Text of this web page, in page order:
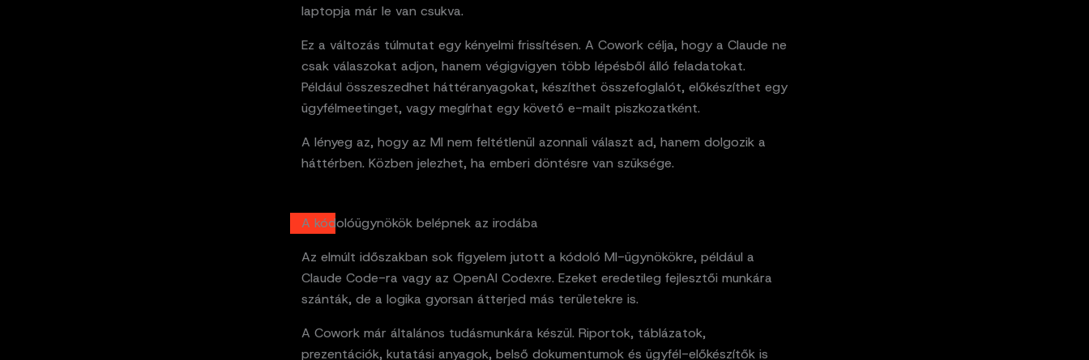
laptopja már le van csukva.
Ez a változás túlmutat egy kényelmi frissítésen. A Cowork célja, hogy a Claude ne
csak válaszokat adjon, hanem végigvigyen több lépésből álló feladatokat.
Például összeszedhet háttéranyagokat, készíthet összefoglalót, előkészíthet egy
ügyfélmeetinget, vagy megírhat egy követő e-mailt piszkozatként.
A lényeg az, hogy az MI nem feltétlenül azonnali választ ad, hanem dolgozik a
háttérben. Közben jelezhet, ha emberi döntésre van szüksége.
A kódolóügynökök belépnek az irodába
Az elmúlt időszakban sok figyelem jutott a kódoló MI-ügynökökre, például a
Claude Code-ra vagy az OpenAI Codexre. Ezeket eredetileg fejlesztői munkára
szánták, de a logika gyorsan átterjed más területekre is.
A Cowork már általános tudásmunkára készül. Riportok, táblázatok,
prezentációk, kutatási anyagok, belső dokumentumok és ügyfél-előkészítők is